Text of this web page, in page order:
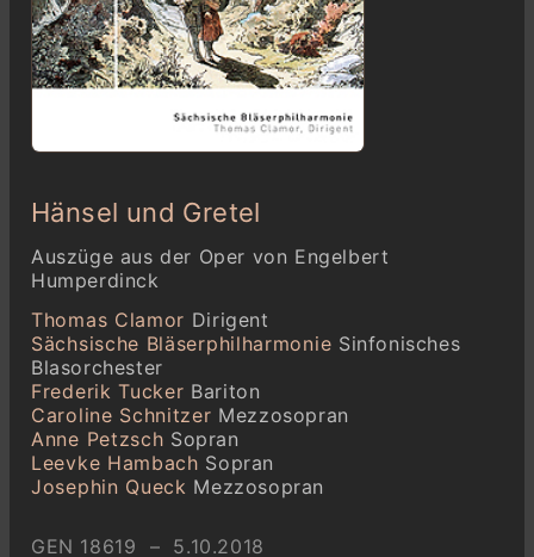
Hänsel und Gretel
Auszüge aus der Oper von Engelbert
Humperdinck
Thomas Clamor Dirigent
Sächsische Bläserphilharmonie Sinfonisches
Blasorchester
Frederik Tucker Bariton
Caroline Schnitzer Mezzosopran
Anne Petzsch Sopran
Leevke Hambach Sopran
Josephin Queck Mezzosopran
GEN 18619 – 5.10.2018